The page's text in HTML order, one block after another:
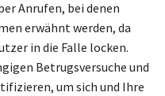
Anrufen, bei denen
erwähnt werden, da
in die Falle locken.
Betrugsversuche und
um sich und Ihre